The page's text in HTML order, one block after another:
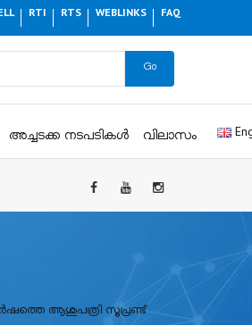
RTI RTS WEBLINKS FAQ
Go
അച്ചടക്ക നടപടികൾ വിലാസം
ആശുപത്രി സൂപ്രണ്ട്